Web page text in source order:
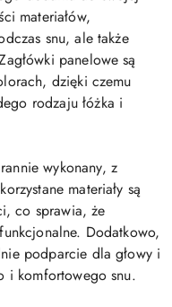
materiałów,
snu, ale także
panelowe są
dzięki czemu
rodzaju łóżka i
wykonany, z
materiały są
co sprawia, że
Dodatkowo,
podparcie dla głowy i
i komfortowego snu.